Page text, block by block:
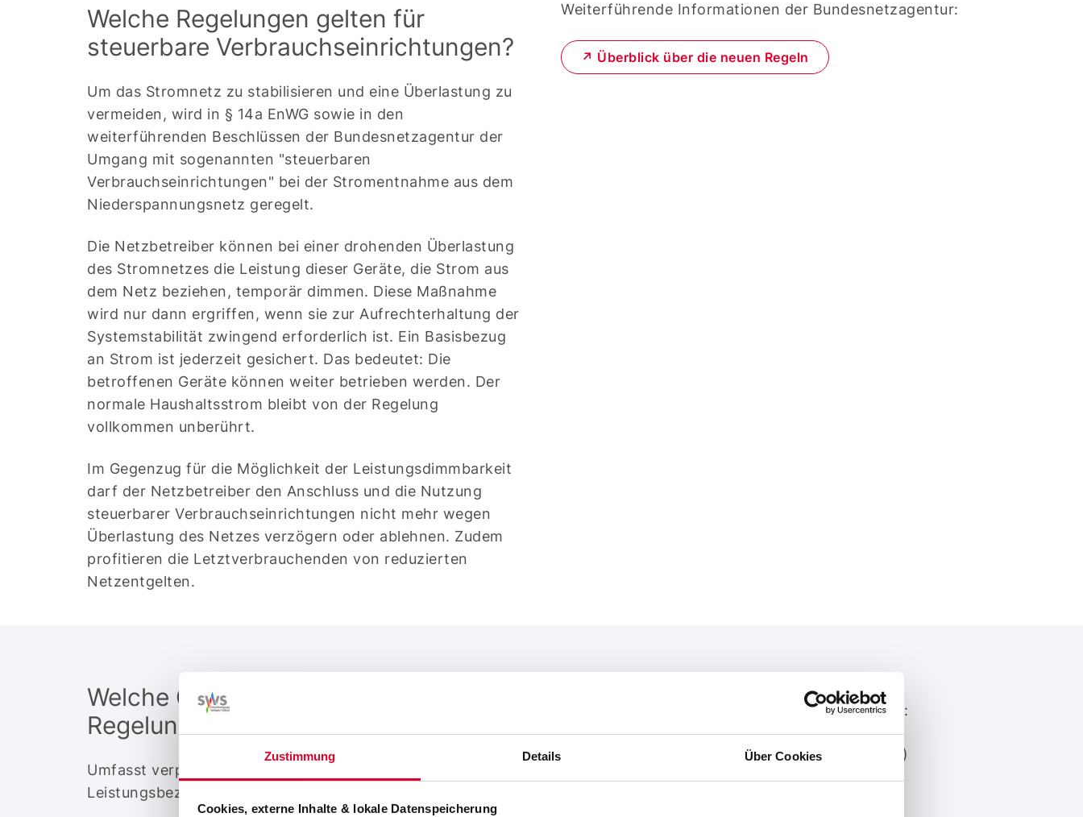
Zustimmung Details Über Cookies
Cookies, externe Inhalte & lokale Datenspeicherung
Welche Regelungen gelten für
steuerbare Verbrauchseinrichtungen?
Um das Stromnetz zu stabilisieren und eine Überlastung zu
vermeiden, wird in § 14a EnWG sowie in den
weiterführenden Beschlüssen der Bundesnetzagentur der
Umgang mit sogenannten "steuerbaren
Verbrauchseinrichtungen" bei der Stromentnahme aus dem
Niederspannungsnetz geregelt.
Die Netzbetreiber können bei einer drohenden Überlastung
des Stromnetzes die Leistung dieser Geräte, die Strom aus
dem Netz beziehen, temporär dimmen. Diese Maßnahme
wird nur dann ergriffen, wenn sie zur Aufrechterhaltung der
Systemstabilität zwingend erforderlich ist. Ein Basisbezug
an Strom ist jederzeit gesichert. Das bedeutet: Die
betroffenen Geräte können weiter betrieben werden. Der
normale Haushaltsstrom bleibt von der Regelung
vollkommen unberührt.
Im Gegenzug für die Möglichkeit der Leistungsdimmbarkeit
darf der Netzbetreiber den Anschluss und die Nutzung
steuerbarer Verbrauchseinrichtungen nicht mehr wegen
Überlastung des Netzes verzögern oder ablehnen. Zudem
profitieren die Letztverbrauchenden von reduzierten
Netzentgelten.
Weiterführende Informationen der Bundesnetzagentur:
↗ Überblick über die neuen Regeln
Welche Geräte fallen unter die neuen
Regelungen?
Umfasst verpflichtend alle Anlagen, deren elektrischer
Leistungsbezug über 4,2 kW liegt.
Folgende Geräte gelten als steuerbare
Verbrauchseinrichtung im Sinne des §14a EnWG:
Private Ladepunkte für Elektromobile (Wallbox)